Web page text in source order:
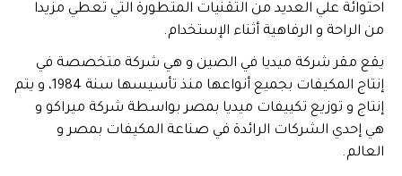
احتوائة علي العديد من التقنيات المتطورة التي تعطي مزيدا
من الراحة و الرفاهية أثناء الإستخدام.
يقع مقر شركة ميديا في الصين و هي شركة متخصصة في
إنتاج المكيفات بجميع أنواعها منذ تأسيسها سنة 1984، و يتم
إنتاج و توزيع تكييفات ميديا بمصر بواسطة شركة ميراكو و
هي إحدي الشركات الرائدة في صناعة المكيفات بمصر و
العالم.